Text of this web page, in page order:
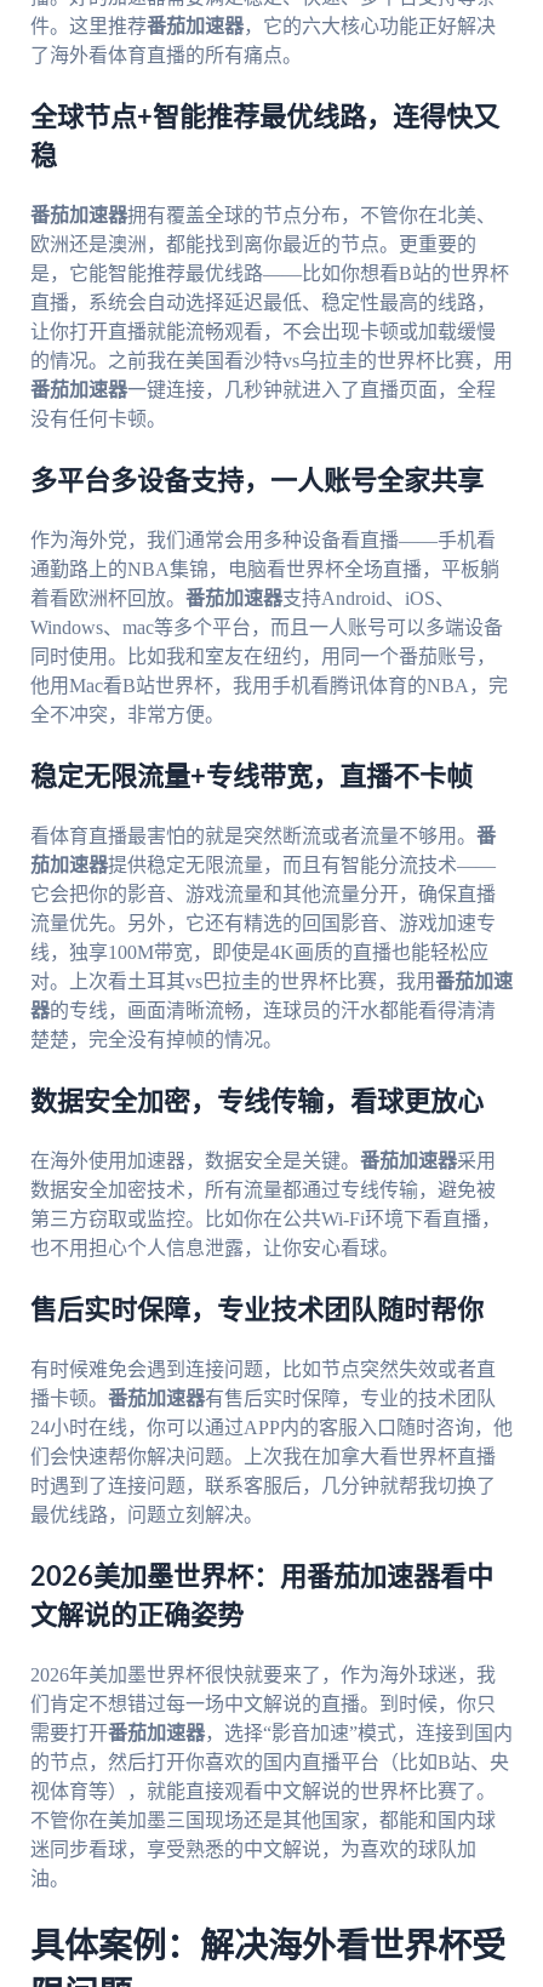
件。这里推荐番茄加速器，它的六大核心功能正好解决
了海外看体育直播的所有痛点。
全球节点+智能推荐最优线路，连得快又
稳
番茄加速器拥有覆盖全球的节点分布，不管你在北美、
欧洲还是澳洲，都能找到离你最近的节点。更重要的
是，它能智能推荐最优线路——比如你想看B站的世界杯
直播，系统会自动选择延迟最低、稳定性最高的线路，
让你打开直播就能流畅观看，不会出现卡顿或加载缓慢
的情况。之前我在美国看沙特vs乌拉圭的世界杯比赛，用
番茄加速器一键连接，几秒钟就进入了直播页面，全程
没有任何卡顿。
多平台多设备支持，一人账号全家共享
作为海外党，我们通常会用多种设备看直播——手机看
通勤路上的NBA集锦，电脑看世界杯全场直播，平板躺
着看欧洲杯回放。 番茄加速器支持Android、iOS、
Windows、mac等多个平台，而且一人账号可以多端设备
同时使用。比如我和室友在纽约，用同一个番茄账号，
他用Mac看B站世界杯，我用手机看腾讯体育的NBA，完
全不冲突，非常方便。
稳定无限流量+专线带宽，直播不卡帧
看体育直播最害怕的就是突然断流或者流量不够用。 番
茄加速器提供稳定无限流量，而且有智能分流技术——
它会把你的影音、游戏流量和其他流量分开，确保直播
流量优先。另外，它还有精选的回国影音、游戏加速专
线，独享100M带宽，即使是4K画质的直播也能轻松应
对。上次看土耳其vs巴拉圭的世界杯比赛，我用番茄加速
器的专线，画面清晰流畅，连球员的汗水都能看得清清
楚楚，完全没有掉帧的情况。
数据安全加密，专线传输，看球更放心
在海外使用加速器，数据安全是关键。 番茄加速器采用
数据安全加密技术，所有流量都通过专线传输，避免被
第三方窃取或监控。比如你在公共Wi-Fi环境下看直播，
也不用担心个人信息泄露，让你安心看球。
售后实时保障，专业技术团队随时帮你
有时候难免会遇到连接问题，比如节点突然失效或者直
播卡顿。 番茄加速器有售后实时保障，专业的技术团队
24小时在线，你可以通过APP内的客服入口随时咨询，他
们会快速帮你解决问题。上次我在加拿大看世界杯直播
时遇到了连接问题，联系客服后，几分钟就帮我切换了
最优线路，问题立刻解决。
2026美加墨世界杯：用番茄加速器看中
文解说的正确姿势
2026年美加墨世界杯很快就要来了，作为海外球迷，我
们肯定不想错过每一场中文解说的直播。到时候，你只
需要打开番茄加速器，选择“影音加速”模式，连接到国内
的节点，然后打开你喜欢的国内直播平台（比如B站、央
视体育等），就能直接观看中文解说的世界杯比赛了。
不管你在美加墨三国现场还是其他国家，都能和国内球
迷同步看球，享受熟悉的中文解说，为喜欢的球队加
油。
具体案例：解决海外看世界杯受